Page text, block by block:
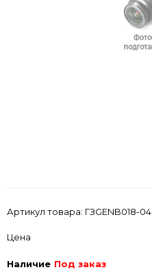
Артикул товара: ГЗGENB018-04
Цена
Наличие Под заказ